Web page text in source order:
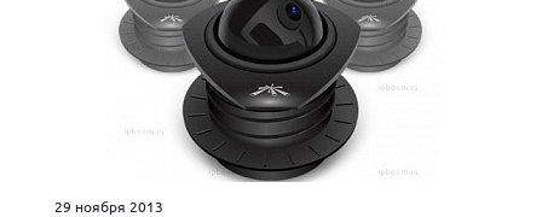
29 ноября 2013